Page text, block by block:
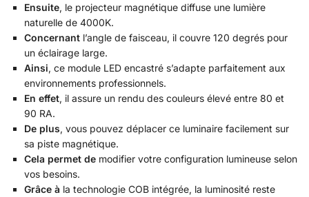
Ensuite, le projecteur magnétique diffuse une lumière
naturelle de 4000K.
Concernant l’angle de faisceau, il couvre 120 degrés pour
un éclairage large.
Ainsi, ce module LED encastré s’adapte parfaitement aux
environnements professionnels.
En effet, il assure un rendu des couleurs élevé entre 80 et
90 RA.
De plus, vous pouvez déplacer ce luminaire facilement sur
sa piste magnétique.
Cela permet de modifier votre configuration lumineuse selon
vos besoins.
Grâce à la technologie COB intégrée, la luminosité reste